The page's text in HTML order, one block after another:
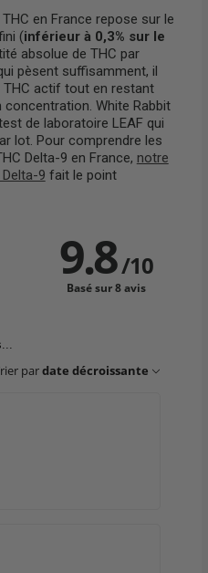
en France repose sur le
(inférieur à 0,3% sur le
absolue de THC par
pèsent suffisamment, il
actif tout en restant
concentration. White Rabbit
de laboratoire LEAF qui
lot. Pour comprendre les
Delta-9 en France, notre
9 fait le point
9.8/10
Basé sur 8 avis
pardate décroissante